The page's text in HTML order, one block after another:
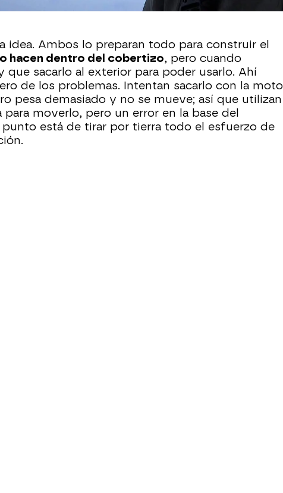
pueda tener un sabor diferente a la hora de
idea. Ambos lo preparan todo para construir el
o hacen dentro del cobertizo, pero cuando
que sacarlo al exterior para poder usarlo. Ahí
de los problemas. Intentan sacarlo con la moto
pesa demasiado y no se mueve; así que utilizan
para moverlo, pero un error en la base del
está de tirar por tierra todo el esfuerzo de